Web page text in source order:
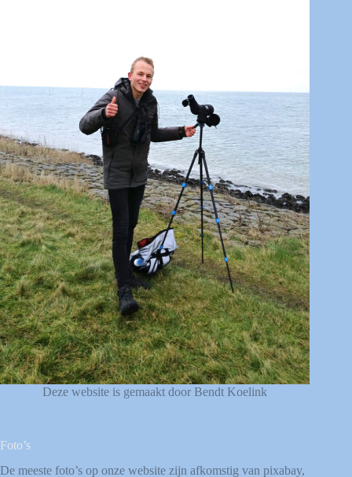
Deze website is gemaakt door Bendt Koelink
Foto’s
De meeste foto’s op onze website zijn afkomstig van pixabay,